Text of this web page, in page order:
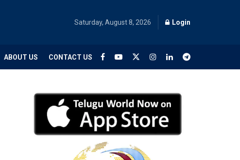
Saturday, August 8, 2026 Login
ABOUT US CONTACT US